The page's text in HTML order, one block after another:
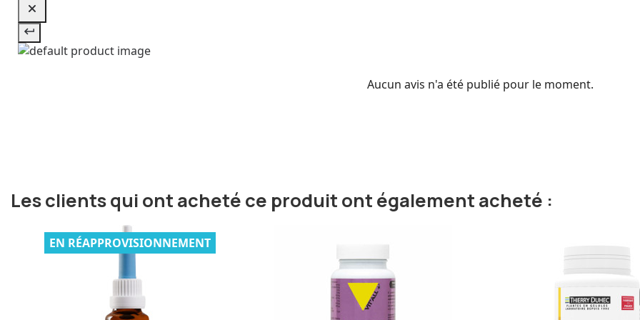
Aucun avis n'a été publié pour le moment.
Les clients qui ont acheté ce produit ont également acheté :
EN RÉAPPROVISIONNEMENT